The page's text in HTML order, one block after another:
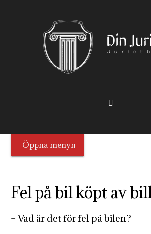
Öppna menyn
Fel på bil köpt av
– Vad är det för fel på bilen?